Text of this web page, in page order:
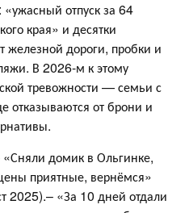
«ужасный отпуск за 64
края» и десятки
дороги, пробки и
В 2026-м к этому
тревожности — семьи с
отказываются от брони и
домик в Ольгинке,
приятные, вернёмся»
2025).– «За 10 дней отдали